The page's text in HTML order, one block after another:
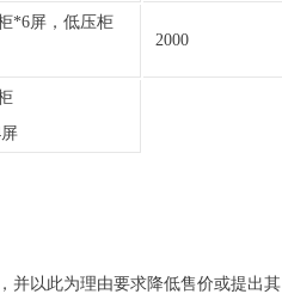
*6屏，低压柜
2000
并以此为理由要求降低售价或提出其